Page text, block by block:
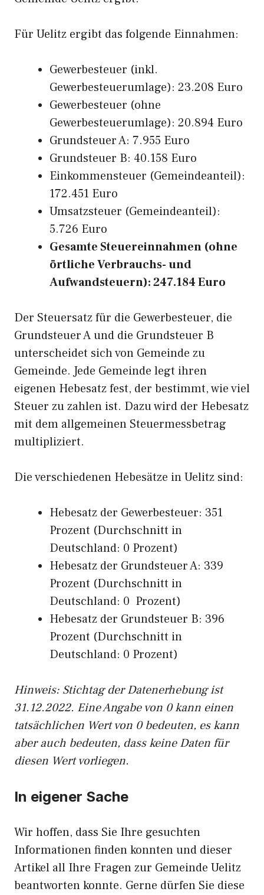
Für Uelitz ergibt das folgende Einnahmen:
Gewerbesteuer (inkl.
Gewerbesteuerumlage): 23.208 Euro
Gewerbesteuer (ohne
Gewerbesteuerumlage): 20.894 Euro
Grundsteuer A: 7.955 Euro
Grundsteuer B: 40.158 Euro
Einkommensteuer (Gemeindeanteil):
172.451 Euro
Umsatzsteuer (Gemeindeanteil):
5.726 Euro
Gesamte Steuereinnahmen (ohne
örtliche Verbrauchs- und
Aufwandsteuern): 247.184 Euro
Der Steuersatz für die Gewerbesteuer, die
Grundsteuer A und die Grundsteuer B
unterscheidet sich von Gemeinde zu
Gemeinde. Jede Gemeinde legt ihren
eigenen Hebesatz fest, der bestimmt, wie viel
Steuer zu zahlen ist. Dazu wird der Hebesatz
mit dem allgemeinen Steuermessbetrag
multipliziert.
Die verschiedenen Hebesätze in Uelitz sind:
Hebesatz der Gewerbesteuer: 351
Prozent (Durchschnitt in
Deutschland: 0 Prozent)
Hebesatz der Grundsteuer A: 339
Prozent (Durchschnitt in
Deutschland: 0 Prozent)
Hebesatz der Grundsteuer B: 396
Prozent (Durchschnitt in
Deutschland: 0 Prozent)
Hinweis: Stichtag der Datenerhebung ist
31.12.2022. Eine Angabe von 0 kann einen
tatsächlichen Wert von 0 bedeuten, es kann
aber auch bedeuten, dass keine Daten für
diesen Wert vorliegen.
In eigener Sache
Wir hoffen, dass Sie Ihre gesuchten
Informationen finden konnten und dieser
Artikel all Ihre Fragen zur Gemeinde Uelitz
beantworten konnte. Gerne dürfen Sie diese